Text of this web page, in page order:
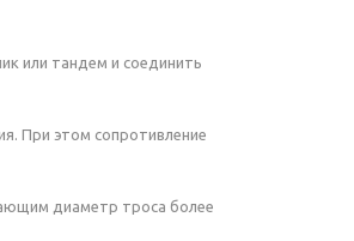
или тандем и соединить
При этом сопротивление
диаметр троса более